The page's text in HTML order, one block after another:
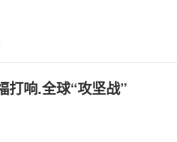
打响.全球“攻坚战”